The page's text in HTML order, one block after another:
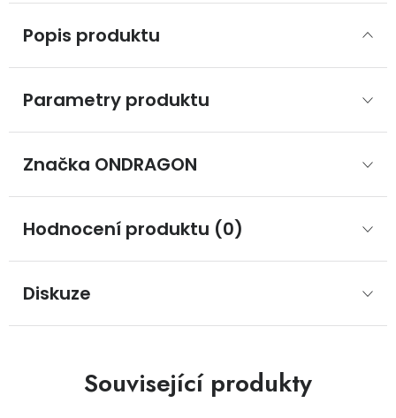
Popis produktu
Parametry produktu
Značka ONDRAGON
Hodnocení produktu (0)
Diskuze
Související produkty